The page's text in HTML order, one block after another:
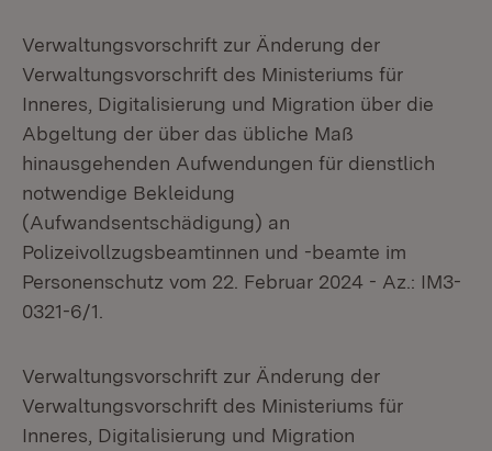
Verwaltungsvorschrift zur Änderung der
Verwaltungsvorschrift des Ministeriums für
Inneres, Digitalisierung und Migration über die
Abgeltung der über das übliche Maß
hinausgehenden Aufwendungen für dienstlich
notwendige Bekleidung
(Aufwandsentschädigung) an
Polizeivollzugsbeamtinnen und -beamte im
Personenschutz vom 22. Februar 2024 - Az.: IM3-
0321-6/1.
Verwaltungsvorschrift zur Änderung der
Verwaltungsvorschrift des Ministeriums für
Inneres, Digitalisierung und Migration